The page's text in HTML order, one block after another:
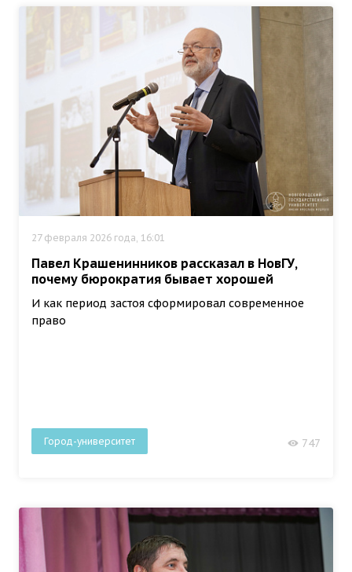
27 февраля 2026 года, 16:01
Павел Крашенинников рассказал в НовГУ,
почему бюрократия бывает хорошей
И как период застоя сформировал современное
право
Город-университет 747